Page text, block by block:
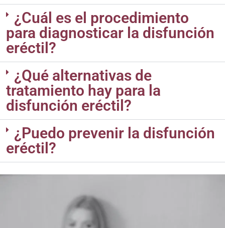
¿Cuál es el procedimiento
para diagnosticar la disfunción
eréctil?
¿Qué alternativas de
tratamiento hay para la
disfunción eréctil?
¿Puedo prevenir la disfunción
eréctil?